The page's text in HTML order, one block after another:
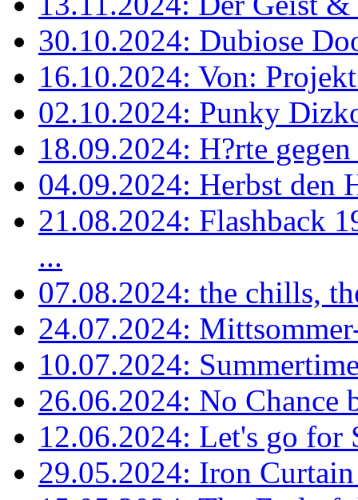
30.10.2024: Dubiose
16.10.2024: Von:
02.10.2024: Punky
18.09.2024: H?rte
04.09.2024: Herbst den
21.08.2024: Flashback
...
07.08.2024: the chills,
24.07.2024:
10.07.2024:
26.06.2024: No Chance
12.06.2024: Let's go for
29.05.2024: Iron